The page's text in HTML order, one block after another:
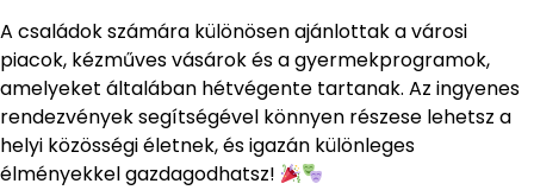
A családok számára különösen ajánlottak a városi
piacok, kézműves vásárok és a gyermekprogramok,
amelyeket általában hétvégente tartanak. Az ingyenes
rendezvények segítségével könnyen részese lehetsz a
helyi közösségi életnek, és igazán különleges
élményekkel gazdagodhatsz!